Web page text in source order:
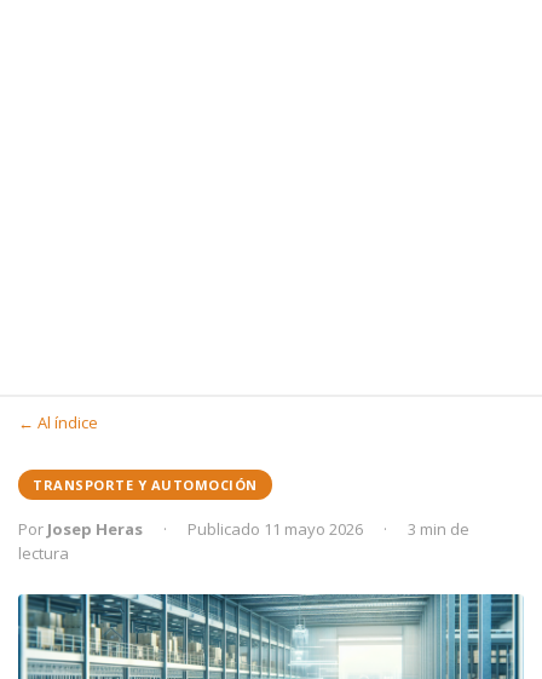
← Al índice
TRANSPORTE Y AUTOMOCIÓN
Por Josep Heras · Publicado 11 mayo 2026 ·
3 min de
lectura